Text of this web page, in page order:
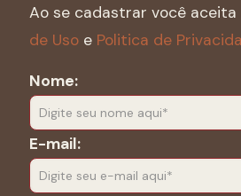
Ao se cadastrar você aceita
de Uso e Politica de
Nome:
E-mail: